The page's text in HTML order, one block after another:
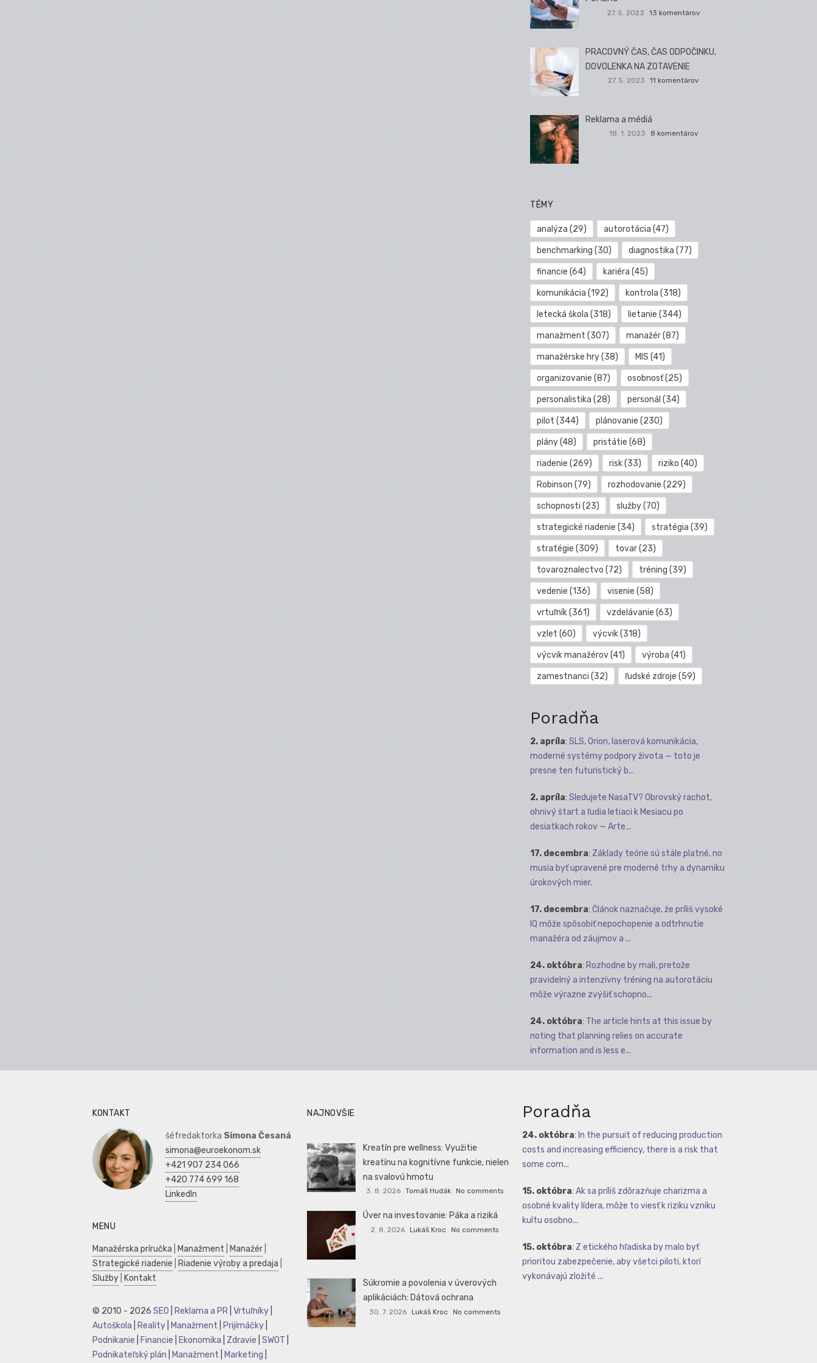
27. 5. 2023 13 komentárov
PRACOVNÝ ČAS, ČAS ODPOČINKU,
DOVOLENKA NA ZOTAVENIE
27. 5. 2023 11 komentárov
Reklama a médiá
18. 1. 2023 8 komentárov
TÉMY
analýza (29) autorotácia (47)
benchmarking (30) diagnostika (77)
financie (64) kariéra (45)
komunikácia (192) kontrola (318)
letecká škola (318) lietanie (344)
manažment (307) manažér(87)
manažérske hry(38) MIS (41)
organizovanie (87) osobnosť(25)
personalistika (28) personál (34)
pilot (344) plánovanie (230)
plány(48) pristátie (68)
riadenie (269) risk(33) riziko (40)
Robinson (79) rozhodovanie (229)
schopnosti (23) služby(70)
strategické riadenie (34) stratégia (39)
stratégie (309) tovar(23)
tovaroznalectvo (72) tréning (39)
vedenie (136) visenie (58)
vrtuľník(361) vzdelávanie (63)
vzlet (60) výcvik(318)
výcvik manažérov(41) výroba (41)
zamestnanci (32) ľudské zdroje (59)
Poradňa
2. apríla: SLS, Orion, laserová komunikácia,
moderné systémy podpory života — toto je
presne ten futuristický b...
2. apríla: Sledujete NasaTV? Obrovský rachot,
ohnivý štart a ľudia letiaci k Mesiacu po
desiatkach rokov — Arte...
17. decembra: Základy teórie sú stále platné, no
musia byť upravené pre moderné trhy a dynamiku
úrokových mier.
17. decembra: Článok naznačuje, že príliš vysoké
IQ môže spôsobiť nepochopenie a odtrhnutie
manažéra od záujmov a ...
24. októbra: Rozhodne by mali, pretože
pravidelný a intenzívny tréning na autorotáciu
môže výrazne zvýšiť schopno...
24. októbra: The article hints at this issue by
noting that planning relies on accurate
information and is less e...
KONTAKT
šéfredaktorka Simona Česaná
simona@euroekonom.sk
+421 907 234 066
+420 774 699 168
LinkedIn
MENU
Manažérska príručka Manažment Manažér
Strategické riadenie
Riadenie výroby a predaja
Služby
Kontakt
© 2010 - 2026 SEO Reklama a PR Vrtuľníky
Autoškola
Reality Manažment Prijímáčky
Podnikanie
Financie Ekonomika Zdravie SWOT
Podnikateľský plán
Manažment Marketing
NAJNOVŠIE
Kreatín pre wellness: Využitie
kreatínu na kognitívne funkcie, nielen
na svalovú hmotu
3. 8. 2026 Tomáš Hudák No comments
Úver na investovanie: Páka a riziká
2. 8. 2026 Lukáš Kroc No comments
Súkromie a povolenia v úverových
aplikáciách: Dátová ochrana
30. 7. 2026 Lukáš Kroc No comments
Poradňa
24. októbra: In the pursuit of reducing production
costs and increasing efficiency, there is a risk that
some com...
15. októbra: Ak sa príliš zdôrazňuje charizma a
osobné kvality lídera, môže to viesť k riziku vzniku
kultu osobno...
15. októbra: Z etického hľadiska by malo byť
prioritou zabezpečenie, aby všetci piloti, ktorí
vykonávajú zložité ...